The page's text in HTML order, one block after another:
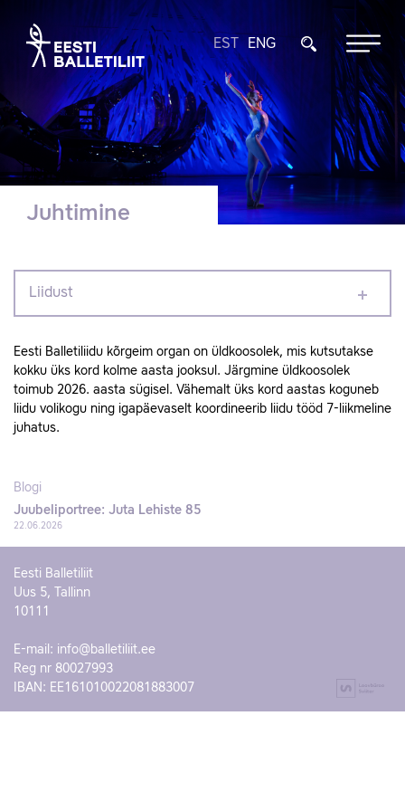
EST ENG
Juhtimine
Liidust
Eesti Balletiliidu kõrgeim organ on üldkoosolek, mis kutsutakse
kokku üks kord kolme aasta jooksul. Järgmine üldkoosolek
toimub 2026. aasta sügisel. Vähemalt üks kord aastas koguneb
liidu volikogu ning igapäevaselt koordineerib liidu tööd 7-liikmeline
juhatus.
Blogi
Juubeliportree: Juta Lehiste 85
22.06.2026
Eesti Balletiliit
Uus 5, Tallinn
10111
E-mail: info@balletiliit.ee
Reg nr 80027993
IBAN: EE161010022081883007